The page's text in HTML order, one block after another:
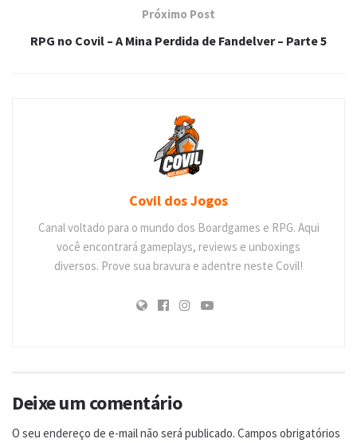
Próximo Post
RPG no Covil – A Mina Perdida de Fandelver – Parte 5
Covil dos Jogos
Canal voltado para o mundo dos Boardgames e RPG. Aqui
você encontrará gameplays, reviews e unboxings
diversos. Prove sua bravura e adentre neste Covil!
Deixe um comentário
O seu endereço de e-mail não será publicado. Campos obrigatórios